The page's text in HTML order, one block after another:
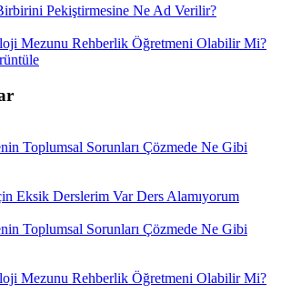
Pekiştirmesine Ne Ad Verilir?
Mezunu Rehberlik Öğretmeni Olabilir Mi?
Toplumsal Sorunları Çözmede Ne Gibi
Eksik Derslerim Var Ders Alamıyorum
Toplumsal Sorunları Çözmede Ne Gibi
Mezunu Rehberlik Öğretmeni Olabilir Mi?